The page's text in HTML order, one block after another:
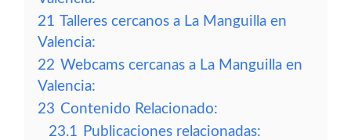
21 Talleres cercanos a La Manguilla en
Valencia:
22 Webcams cercanas a La Manguilla en
Valencia:
23 Contenido Relacionado:
23.1 Publicaciones relacionadas: